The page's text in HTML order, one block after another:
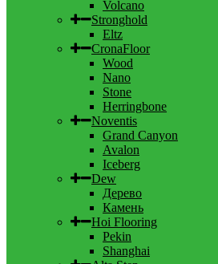
Volcano
Stronghold
Eltz
CronaFloor
Wood
Nano
Stone
Herringbone
Noventis
Grand Canyon
Avalon
Iceberg
Dew
Дерево
Камень
Hoi Flooring
Pekin
Shanghai